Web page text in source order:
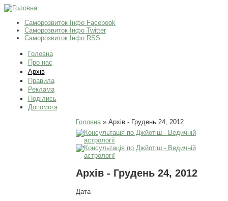
Саморозвиток Інфо Facebook
Саморозвиток Інфо Twitter
Саморозвиток Інфо RSS
Головна
Про нас
Архів
Правила
Реклама
Поділись
Допомога
Ви є тут
Головна» Архів - Грудень 24, 2012
Архів - Грудень 24, 2012
Дата